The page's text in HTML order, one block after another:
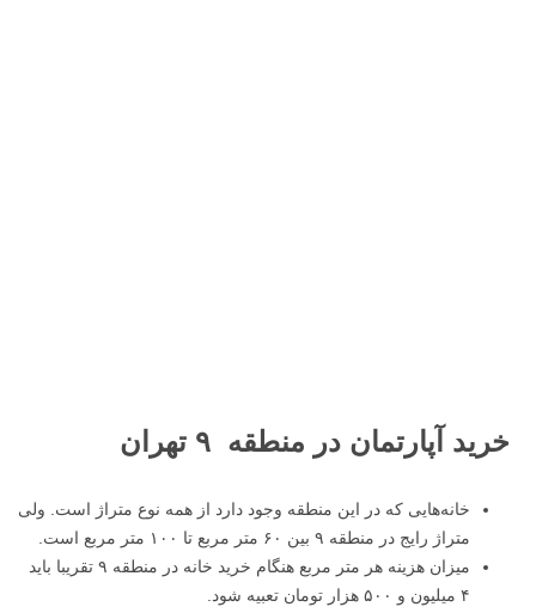
خرید آپارتمان در منطقه ۹ تهران
خانه‌هایی که در این منطقه وجود دارد از همه نوع متراژ است. ولی
متراژ رایج در منطقه ۹ بین ۶۰ متر مربع تا ۱۰۰ متر مربع است.
میزان هزینه هر متر مربع هنگام خرید خانه در منطقه ۹ تقریبا باید
۴ میلیون و ۵۰۰ هزار تومان تعبیه شود.